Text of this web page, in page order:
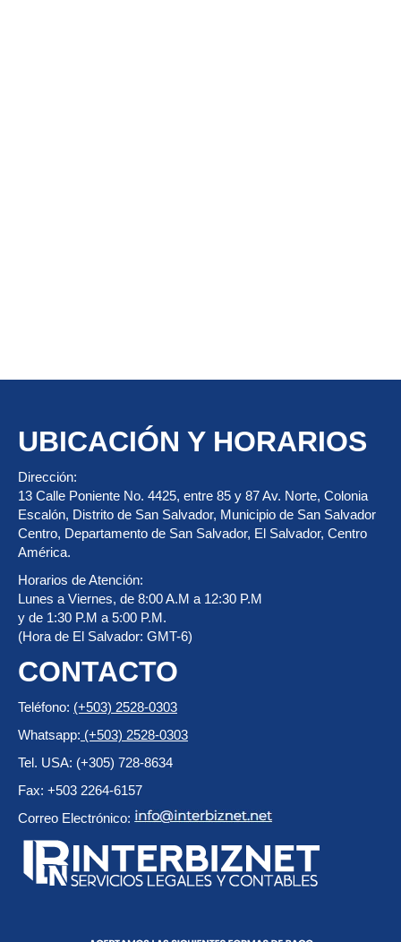
UBICACIÓN Y HORARIOS
Dirección:
13 Calle Poniente No. 4425, entre 85 y 87 Av. Norte, Colonia
Escalón, Distrito de San Salvador, Municipio de San Salvador
Centro, Departamento de San Salvador, El Salvador, Centro
América.
Horarios de Atención:
Lunes a Viernes, de 8:00 A.M a 12:30 P.M
y de 1:30 P.M a 5:00 P.M.
(Hora de El Salvador: GMT-6)
CONTACTO
Teléfono: (+503) 2528-0303
Whatsapp: (+503) 2528-0303
Tel. USA: (+305) 728-8634
Fax: +503 2264-6157
Correo Electrónico: